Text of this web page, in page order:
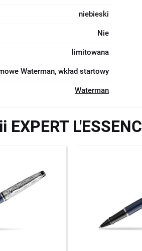
niebieski
Nie
limitowana
Waterman, wkład startowy
Waterman